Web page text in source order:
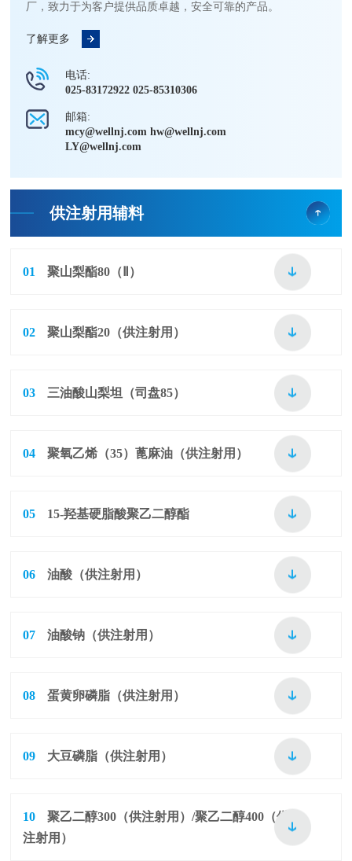
厂，致力于为客户提供品质卓越，安全可靠的产品。
了解更多
电话:
025-83172922 025-85310306
邮箱:
mcy@wellnj.com hw@wellnj.com
LY@wellnj.com
供注射用辅料
01 聚山梨酯80（Ⅱ）
02 聚山梨酯20（供注射用）
03 三油酸山梨坦（司盘85）
04 聚氧乙烯（35）蓖麻油（供注射用）
05 15-羟基硬脂酸聚乙二醇酯
06 油酸（供注射用）
07 油酸钠（供注射用）
08 蛋黄卵磷脂（供注射用）
09 大豆磷脂（供注射用）
10
聚乙二醇300（供注射用）/聚乙二醇400（供
注射用）